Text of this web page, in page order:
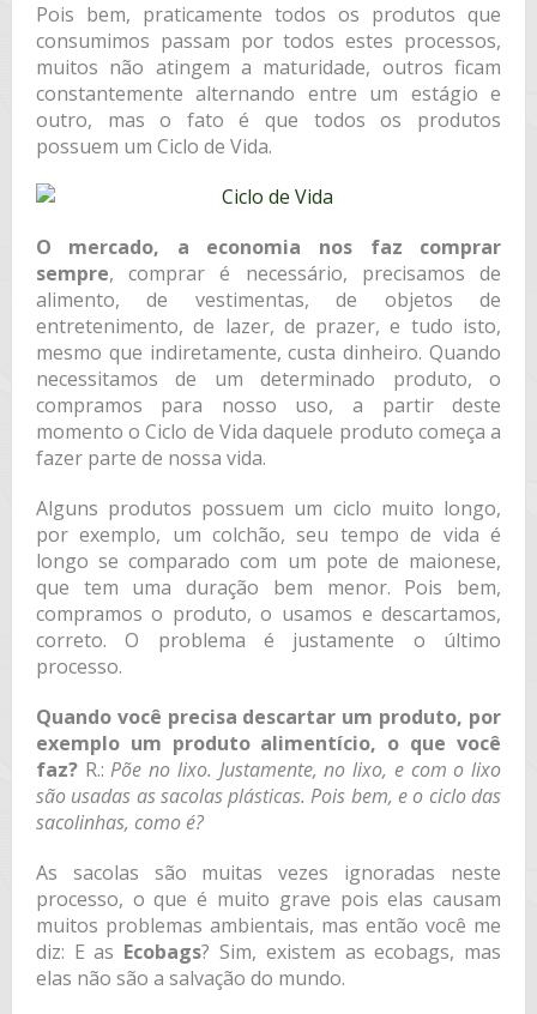
Pois bem, praticamente todos os produtos que
consumimos passam por todos estes processos,
muitos não atingem a maturidade, outros ficam
constantemente alternando entre um estágio e
outro, mas o fato é que todos os produtos
possuem um Ciclo de Vida.
O mercado, a economia nos faz comprar
sempre, comprar é necessário, precisamos de
alimento, de vestimentas, de objetos de
entretenimento, de lazer, de prazer, e tudo isto,
mesmo que indiretamente, custa dinheiro. Quando
necessitamos de um determinado produto, o
compramos para nosso uso, a partir deste
momento o Ciclo de Vida daquele produto começa a
fazer parte de nossa vida.
Alguns produtos possuem um ciclo muito longo,
por exemplo, um colchão, seu tempo de vida é
longo se comparado com um pote de maionese,
que tem uma duração bem menor. Pois bem,
compramos o produto, o usamos e descartamos,
correto. O problema é justamente o último
processo.
Quando você precisa descartar um produto, por
exemplo um produto alimentício, o que você
faz?R.:Põe no lixo. Justamente, no lixo, e com o lixo
são usadas as sacolas plásticas. Pois bem, e o ciclo das
sacolinhas, como é?
As sacolas são muitas vezes ignoradas neste
processo, o que é muito grave pois elas causam
muitos problemas ambientais, mas então você me
diz: E as Ecobags? Sim, existem as ecobags, mas
elas não são a salvação do mundo.